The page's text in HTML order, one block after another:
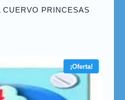
CUERVO PRINCESAS
¡Oferta!